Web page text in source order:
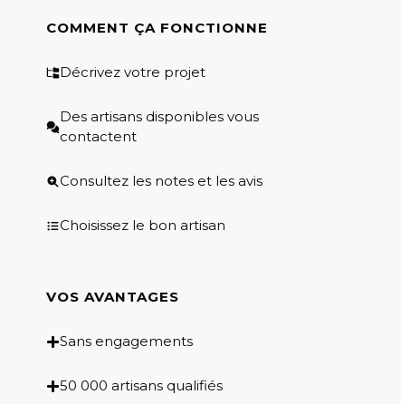
COMMENT ÇA FONCTIONNE
Décrivez votre projet
Des artisans disponibles vous
contactent
Consultez les notes et les avis
Choisissez le bon artisan
VOS AVANTAGES
Sans engagements
50 000 artisans qualifiés